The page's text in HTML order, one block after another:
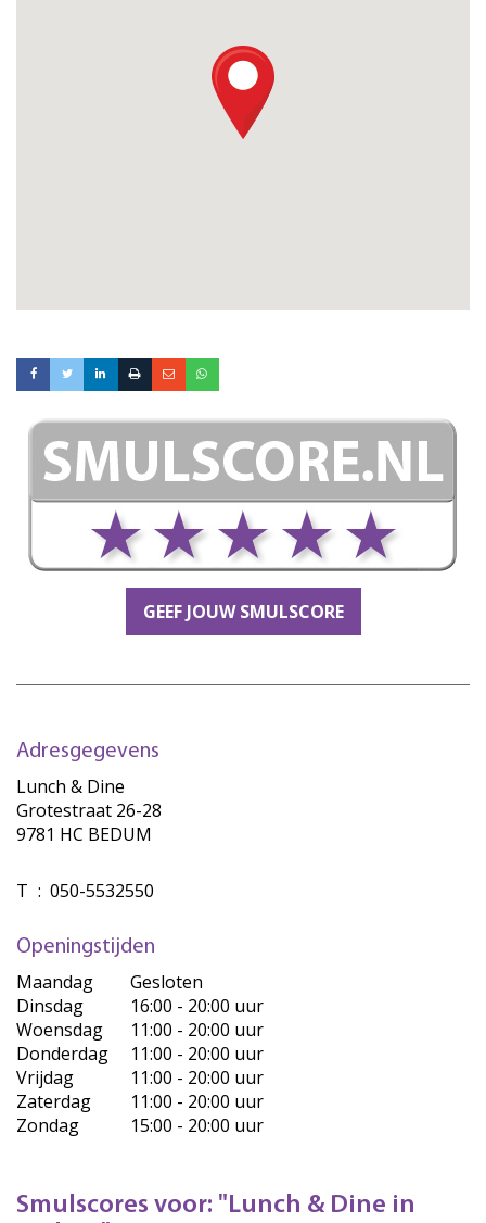
GEEF JOUW SMULSCORE
Adresgegevens
Lunch & Dine
Grotestraat 26-28
9781 HC BEDUM
T : 050-5532550
Openingstijden
Maandag
Gesloten
Dinsdag
16:00 - 20:00 uur
Woensdag
11:00 - 20:00 uur
Donderdag
11:00 - 20:00 uur
Vrijdag
11:00 - 20:00 uur
Zaterdag
11:00 - 20:00 uur
Zondag
15:00 - 20:00 uur
Smulscores voor: "Lunch & Dine in